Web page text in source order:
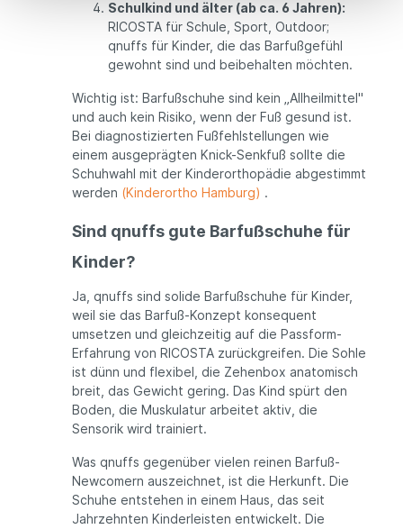
Schulkind und älter (ab ca. 6 Jahren):
RICOSTA für Schule, Sport, Outdoor;
qnuffs für Kinder, die das Barfußgefühl
gewohnt sind und beibehalten möchten.
Wichtig ist: Barfußschuhe sind kein „Allheilmittel"
und auch kein Risiko, wenn der Fuß gesund ist.
Bei diagnostizierten Fußfehlstellungen wie
einem ausgeprägten Knick-Senkfuß sollte die
Schuhwahl mit der Kinderorthopädie abgestimmt
werden (Kinderortho Hamburg) .
Sind qnuffs gute Barfußschuhe für
Kinder?
Ja, qnuffs sind solide Barfußschuhe für Kinder,
weil sie das Barfuß-Konzept konsequent
umsetzen und gleichzeitig auf die Passform-
Erfahrung von RICOSTA zurückgreifen. Die Sohle
ist dünn und flexibel, die Zehenbox anatomisch
breit, das Gewicht gering. Das Kind spürt den
Boden, die Muskulatur arbeitet aktiv, die
Sensorik wird trainiert.
Was qnuffs gegenüber vielen reinen Barfuß-
Newcomern auszeichnet, ist die Herkunft. Die
Schuhe entstehen in einem Haus, das seit
Jahrzehnten Kinderleisten entwickelt. Die